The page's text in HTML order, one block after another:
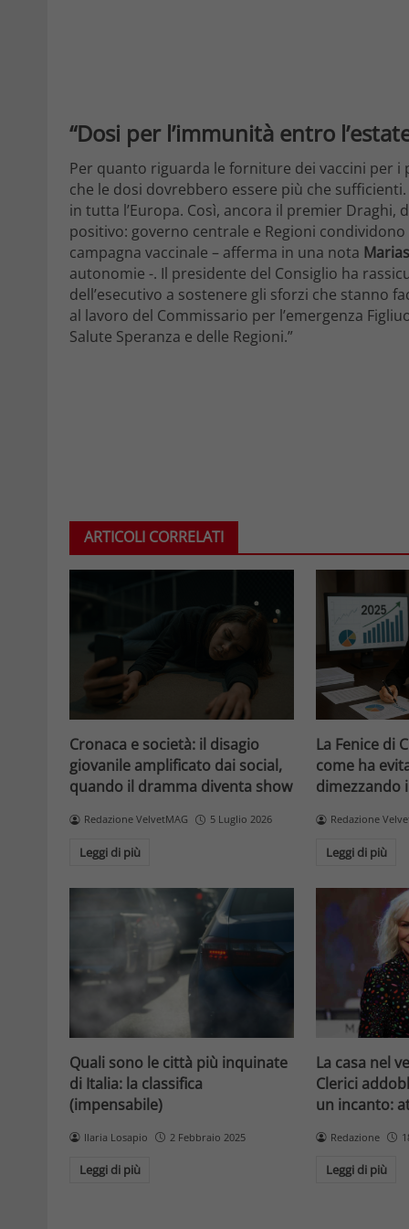
“Dosi per l’immunità entro
Per quanto riguarda le forniture dei vaccini per i
che le dosi dovrebbero essere più che
in tutta l’Europa. Così, ancora il premier
positivo: governo centrale e Regioni
campagna vaccinale – afferma in una nota
autonomie -. Il presidente del Consiglio ha
dell’esecutivo a sostenere gli sforzi che stanno
al lavoro del Commissario per l’emergenza
Salute Speranza e delle Regioni.”
ARTICOLI CORRELATI
Cronaca e società: il disagio
giovanile amplificato dai social,
quando il dramma diventa show
Redazione VelvetMAG 5 Luglio 2026
Leggi di più
La Fenice di
come ha
dimezzando
Redazione
Leggi di più
Quali sono le città più inquinate
di Italia: la classifica
(impensabile)
Ilaria Losapio 2 Febbraio 2025
Leggi di più
La casa nel
Clerici
un incanto:
Redazione
Leggi di più